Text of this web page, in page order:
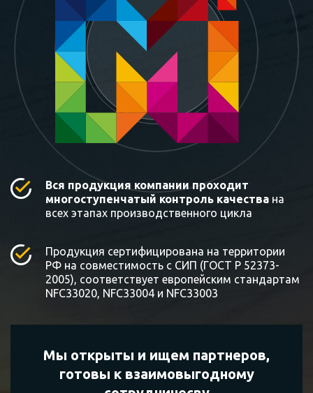
Вся продукция компании проходит
многоступенчатый контроль качества на
всех этапах производственного цикла
Продукция сертифицирована на территории
РФ на совместимость с СИП (ГОСТ Р 52373-
2005), соответствует европейским стандартам
NFC33020, NFC33004 и NFC33003
Мы открыты и ищем партнеров,
готовы квзаимовыгодному